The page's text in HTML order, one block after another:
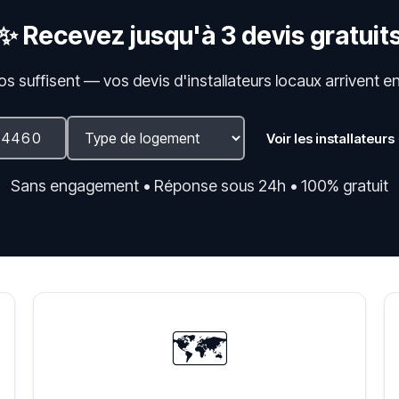
Recevez jusqu'à 3 devis
suffisent — vos devis d'installateurs locaux arrivent
Voir les
Sans engagement • Réponse sous 24h • 100% gratuit
🗺️